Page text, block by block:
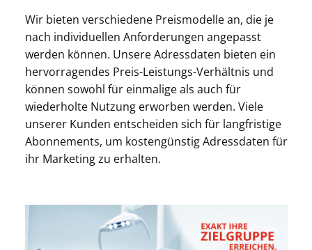
Wir bieten verschiedene Preismodelle an, die je
nach individuellen Anforderungen angepasst
werden können. Unsere Adressdaten bieten ein
hervorragendes Preis-Leistungs-Verhältnis und
können sowohl für einmalige als auch für
wiederholte Nutzung erworben werden. Viele
unserer Kunden entscheiden sich für langfristige
Abonnements, um kostengünstig Adressdaten für
ihr Marketing zu erhalten.